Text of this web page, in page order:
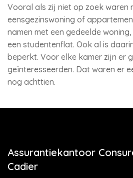
Vooral als zij niet op zoek waren
eensgezinswoning of
namen met een gedeelde
een studentenflat. Ook al is
beperkt. Voor elke kamer zijn er
geïnteresseerden. Dat waren er
nog achttien.
Assurantiekantoor
Cadier